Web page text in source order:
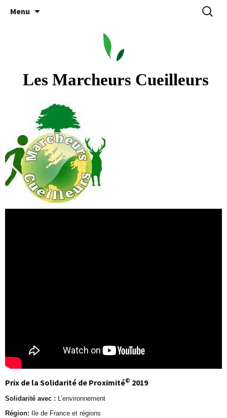
Menu
Les Marcheurs Cueilleurs
Prix de la Solidarité de Proximité© 2019
Solidarité avec : L’environnement
Région:
Ile de France et régions